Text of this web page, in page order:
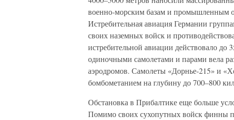
военно-морским базам и промышленным
Истребительная авиация Германии
своих наземных войск и
истребительной авиации действовало до
одиночными самолетами и парами вела
аэродромов. Самолеты «Дорнье-215» и
бомбометанием на глубину до 700–800
Обстановка в Прибалтике еще больше
Помимо своих сухопутных войск финны